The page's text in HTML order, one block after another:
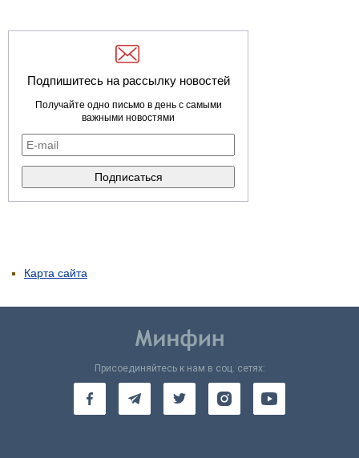
Подпишитесь на рассылку новостей
Получайте одно письмо в день с самыми
важными новостями
Карта сайта
Присоединяйтесь к нам в соц. сетях: